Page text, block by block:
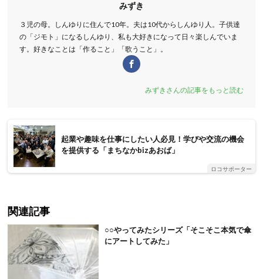
みずき
３児の母。しんゆりに住んで10年。夫は10代からしんゆり人。子供達
の「ジモト」になるしんゆり、私も大好きになって日々楽しんでいま
す。好きなことは「作ること」「歌うこと」。
みずきさんの記事をもっと読む
起業や趣味を仕事にしたい人必見！学びや交流の機会
を提供する「まちなかbizあおば」
ロコサポーター
関連記事
○○やってみたシリーズ「そこそこ本気で傘
にアートしてみた」